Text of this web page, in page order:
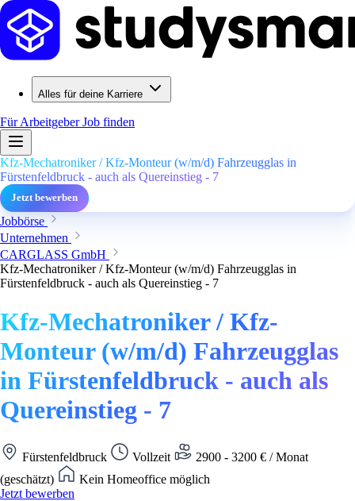
Alles für deine Karriere
Für ArbeitgeberJob finden
Kfz-Mechatroniker / Kfz-Monteur (w/m/d) Fahrzeugglas in
Fürstenfeldbruck - auch als Quereinstieg - 7
Jetzt bewerben
Jobbörse
Unternehmen
CARGLASS GmbH
Kfz-Mechatroniker / Kfz-Monteur (w/m/d) Fahrzeugglas in
Fürstenfeldbruck - auch als Quereinstieg - 7
Kfz-Mechatroniker / Kfz-
Monteur (w/m/d) Fahrzeugglas
in Fürstenfeldbruck - auch als
Quereinstieg - 7
Fürstenfeldbruck Vollzeit
2900 - 3200 € / Monat
(geschätzt)
Kein Homeoffice möglich
Jetzt bewerben